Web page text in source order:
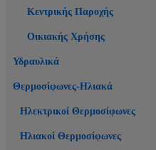
Κεντρικής Παροχής
Οικιακής Χρήσης
Υδραυλικά
Θερμοσίφωνες-Ηλιακά
Ηλεκτρικοί Θερμοσίφωνες
Ηλιακοί Θερμοσίφωνες